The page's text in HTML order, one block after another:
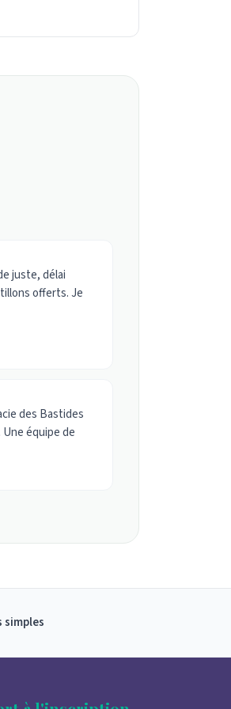
juste, délai
offerts. Je
des Bastides
Une équipe de
simples